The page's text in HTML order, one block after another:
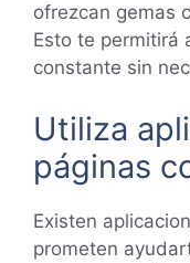
ofrezcan gemas
Esto te permitirá
constante sin
Utiliza
páginas
Existen
prometen